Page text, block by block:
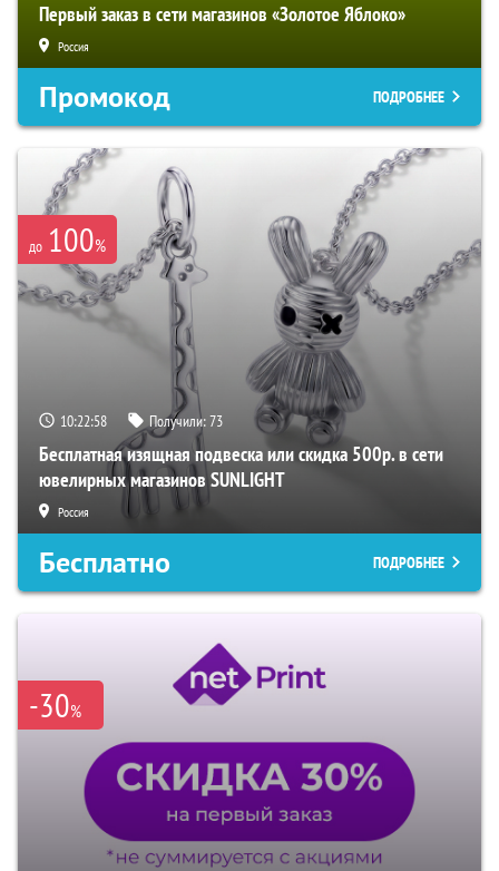
Первый заказ в сети магазинов «Золотое Яблоко»
Россия
Промокод ПОДРОБНЕЕ
до 100%
10:22:57 Получили:73
Бесплатная изящная подвеска или скидка 500р. в сети
ювелирных магазинов SUNLIGHT
Россия
Бесплатно ПОДРОБНЕЕ
-30%